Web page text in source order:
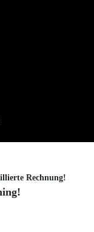
Rechnung!